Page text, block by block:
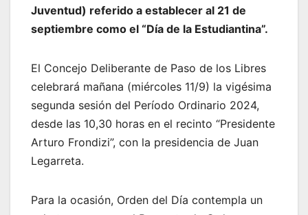
Juventud) referido a establecer al 21 de
septiembre como el “Día de la Estudiantina”.
El Concejo Deliberante de Paso de los Libres
celebrará mañana (miércoles 11/9) la vigésima
segunda sesión del Período Ordinario 2024,
desde las 10,30 horas en el recinto “Presidente
Arturo Frondizi”, con la presidencia de Juan
Legarreta.
Para la ocasión, Orden del Día contempla un